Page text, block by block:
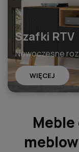
Szafki RTV
Nowoczesne
WIĘCEJ